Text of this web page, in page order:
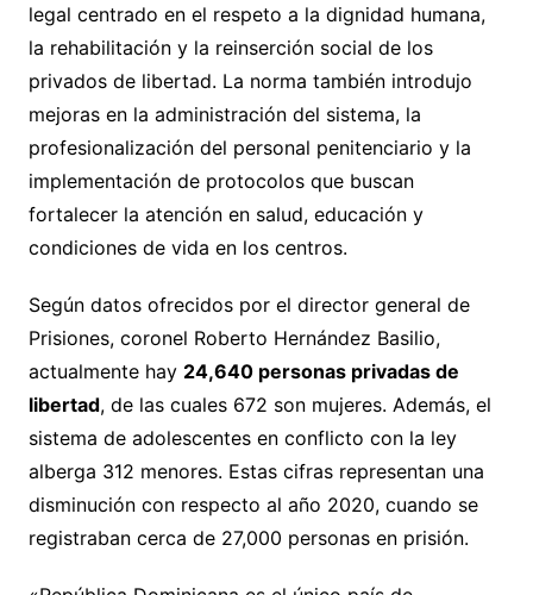
legal centrado en el respeto a la dignidad humana,
la rehabilitación y la reinserción social de los
privados de libertad. La norma también introdujo
mejoras en la administración del sistema, la
profesionalización del personal penitenciario y la
implementación de protocolos que buscan
fortalecer la atención en salud, educación y
condiciones de vida en los centros.
Según datos ofrecidos por el director general de
Prisiones, coronel Roberto Hernández Basilio,
actualmente hay 24,640 personas privadas de
libertad, de las cuales 672 son mujeres. Además, el
sistema de adolescentes en conflicto con la ley
alberga 312 menores. Estas cifras representan una
disminución con respecto al año 2020, cuando se
registraban cerca de 27,000 personas en prisión.